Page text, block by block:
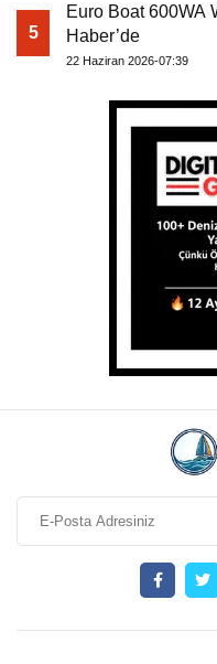
5
Euro Boat 600WA
Haber’de
22 Haziran 2026-07:39